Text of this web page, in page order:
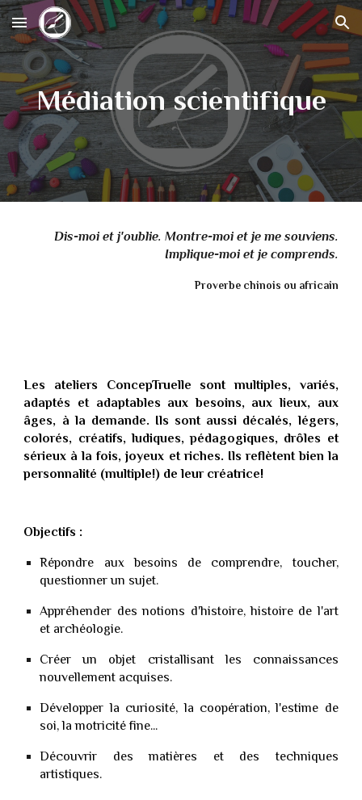
Skip to main content Skip to navigation
Médiation scientifique
Dis-moi et j'oublie. Montre-moi et je me souviens.
Implique-moi et je comprends.
Proverbe chinois ou africain
Les ateliers ConcepTruelle sont multiples, variés,
adaptés et adaptables aux besoins, aux lieux, aux
âges, à la demande. Ils sont aussi décalés, légers,
colorés, créatifs, ludiques, pédagogiques, drôles et
sérieux à la fois, joyeux et riches. Ils reflètent bien la
personnalité (multiple!) de leur créatrice!
Objectifs :
Répondre aux besoins de comprendre, toucher,
questionner un sujet.
Appréhender des notions d'histoire, histoire de l'art
et archéologie.
Créer un objet cristallisant les connaissances
nouvellement acquises.
Développer la curiosité, la coopération, l'estime de
soi, la motricité fine...
Découvrir des matières et des techniques
artistiques.